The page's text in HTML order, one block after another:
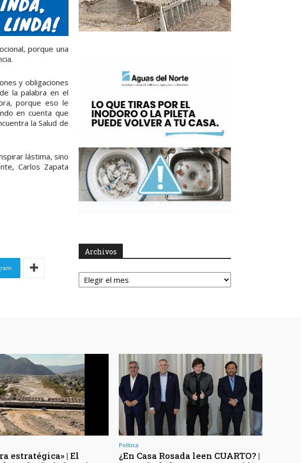
porque una
y obligaciones
la palabra en el
porque eso le
en cuenta que
la Salud de
lástima, sino
Carlos Zapata
Archivos
Archivos
estratégica» | El
Política
¿En Casa Rosada leen CUARTO? |